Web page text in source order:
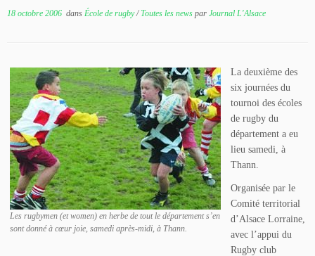
18 octobre 2006 dans École de rugby/Toutes les news par Journal L'Alsace
Les rugbymen (et women) en herbe de tout le département s’en
sont donné à cœur joie, samedi après-midi, à Thann.
La deuxième des
six journées du
tournoi des écoles
de rugby du
département a eu
lieu samedi, à
Thann.
Organisée par le
Comité territorial
d’Alsace Lorraine,
avec l’appui du
Rugby club